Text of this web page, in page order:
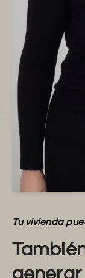
Tu vivienda
generar